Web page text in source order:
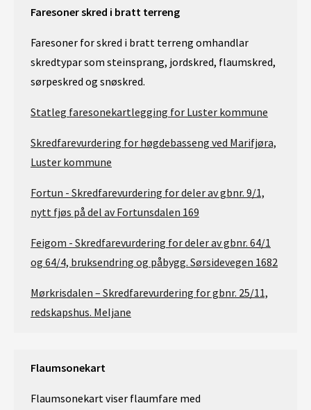
Faresoner skred i bratt terreng
Faresoner for skred i bratt terreng omhandlar
skredtypar som steinsprang, jordskred, flaumskred,
sørpeskred og snøskred.
Statleg faresonekartlegging for Luster kommune
Skredfarevurdering for høgdebasseng ved Marifjøra,
Luster kommune
Fortun - Skredfarevurdering for deler av gbnr. 9/1,
nytt fjøs på del av Fortunsdalen 169
Feigom - Skredfarevurdering for deler av gbnr. 64/1
og 64/4, bruksendring og påbygg. Sørsidevegen 1682
Mørkrisdalen – Skredfarevurdering for gbnr. 25/11,
redskapshus. Meljane
Flaumsonekart
Flaumsonekart viser flaumfare med